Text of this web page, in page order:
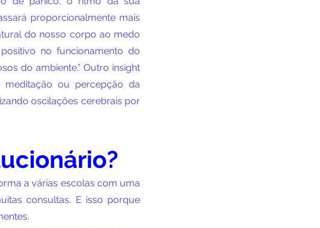
proporcionalmente mais
do nosso corpo ao medo
no funcionamento do
do ambiente.” Outro insight
meditação ou percepção da
oscilações cerebrais por
a várias escolas com uma
consultas. E isso porque